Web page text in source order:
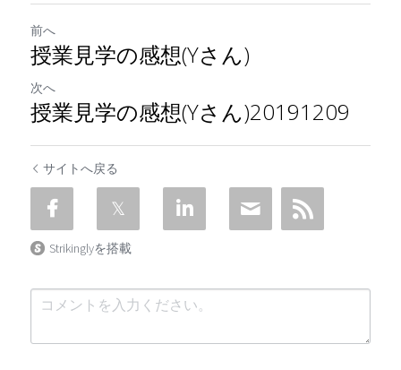
前へ
授業見学の感想(Yさん)
次へ
授業見学の感想(Yさん)20191209
サイトへ戻る
Strikinglyを搭載